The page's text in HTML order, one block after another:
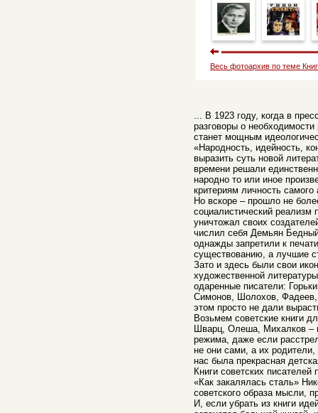
Весь фотоархив по теме
... В 1923 году, когда в
разговоры о
станет мощным
«Народность, идейность,
выразить суть новой
времени решали
народно то или иное
критериям личность самого
Но вскоре – прошло не
социалистический реализм
уничтожал своих
числил себя Демьян
однажды запретили к
существованию, а лучшие
Зато и здесь были свои
художественной
одаренные писатели:
Симонов, Шолохов,
этом просто не дали
Возьмем советские книги
Шварц, Олеша, Михалков –
режима, даже если
не они сами, а их
нас была прекрасная
Книги советских
«Как закалялась сталь»
советского образа мысли,
И, если убрать из книги